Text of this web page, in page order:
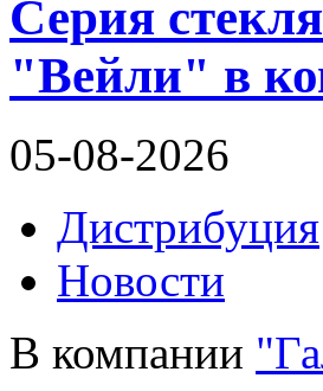
Серия
"Вейли" в
05-08-2026
Дистрибуция
Новости
В компании